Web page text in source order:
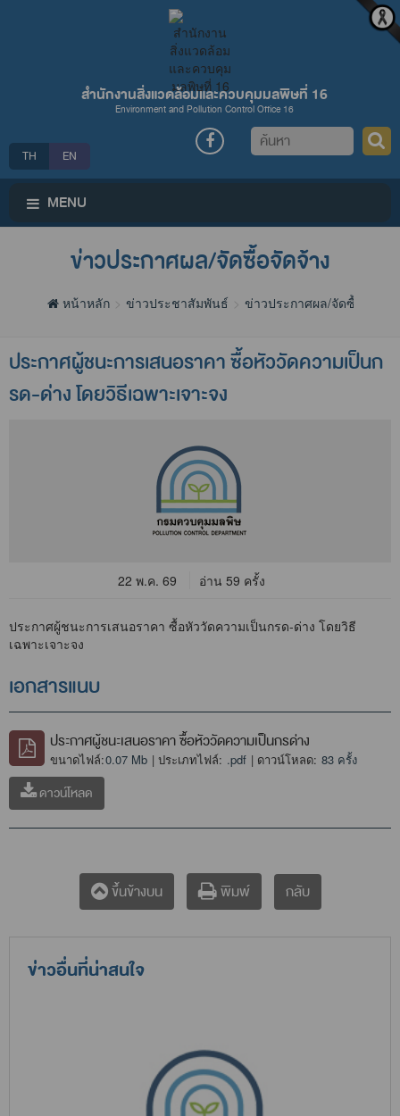
สำนักงานสิ่งแวดล้อมและควบคุมมลพิษที่ 16
Environment and Pollution Control Office 16
TH EN
ค้นหา
MENU
ข่าวประกาศผล/จัดซื้อจัดจ้าง
หน้าหลัก ข่าวประชาสัมพันธ์ ข่าวประกาศผล/จัดซื้อจัดจ้าง
ประกาศผู้ชนะการเสนอราคา ซื้อหัววัดความเป็นก
รด-ด่าง โดยวิธีเฉพาะเจาะจง
22 พ.ค. 69 อ่าน 59 ครั้ง
ประกาศผู้ชนะการเสนอราคา ซื้อหัววัดความเป็นกรด-ด่าง โดยวิธี
เฉพาะเจาะจง
เอกสารแนบ
ประกาศผู้ชนะเสนอราคา ซื้อหัววัดความเป็นกรด่าง
ขนาดไฟล์:0.07 Mb | ประเภทไฟล์: .pdf | ดาวน์โหลด: 83 ครั้ง
ดาวน์โหลด
ขึ้นข้างบน พิมพ์ กลับ
ข่าวอื่นที่น่าสนใจ